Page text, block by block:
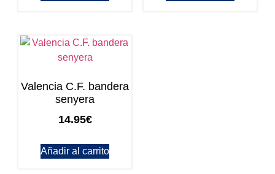
Valencia C.F. bandera
senyera
14.95€
Añadir al carrito